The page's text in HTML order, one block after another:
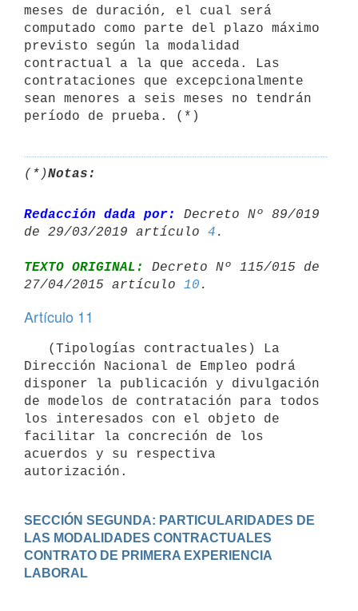
meses de duración, el cual será
computado como parte del plazo máximo
previsto según la modalidad
contractual a la que acceda. Las
contrataciones que excepcionalmente
sean menores a seis meses no tendrán
período de prueba. (*)
(*)Notas:
Redacción dada por:
Decreto Nº 89/019
de 29/03/2019 artículo 4
TEXTO ORIGINAL:
Decreto Nº 115/015 de
27/04/2015 artículo 10
Artículo 11
Dirección Nacional de Empleo podrá
disponer la publicación y divulgación
de modelos de contratación para todos
los interesados con el objeto de
facilitar la concreción de los
acuerdos y su respectiva
autorización.
SECCIÓN SEGUNDA: PARTICULARIDADES DE
LAS MODALIDADES CONTRACTUALES
CONTRATO DE PRIMERA EXPERIENCIA